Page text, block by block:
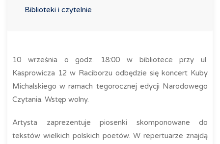
Biblioteki i czytelnie
10 września o godz. 18:00 w bibliotece przy ul.
Kasprowicza 12 w Raciborzu odbędzie się koncert Kuby
Michalskiego w ramach tegorocznej edycji Narodowego
Czytania. Wstęp wolny.
Artysta zaprezentuje piosenki skomponowane do
tekstów wielkich polskich poetów. W repertuarze znajdą